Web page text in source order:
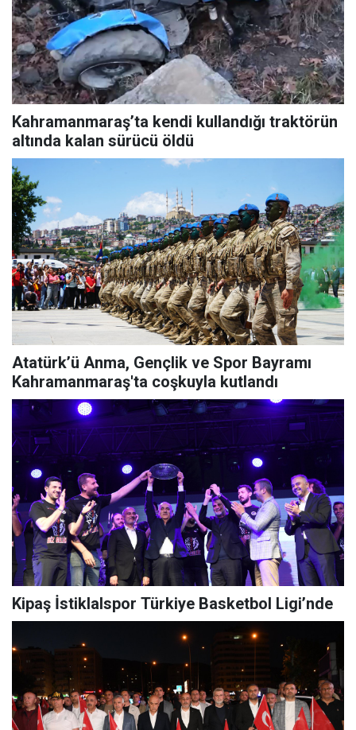
Kahramanmaraş’ta kendi kullandığı traktörün
altında kalan sürücü öldü
Atatürk’ü Anma, Gençlik ve Spor Bayramı
Kahramanmaraş'ta coşkuyla kutlandı
Kipaş İstiklalspor Türkiye Basketbol Ligi’nde